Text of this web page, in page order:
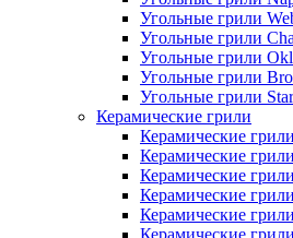
Угольные грили
Угольные грили
Угольные грили
Угольные грили
Угольные грили
Керамические грили
Керамические
Керамические
Керамические
Керамические
Керамические
Керамические